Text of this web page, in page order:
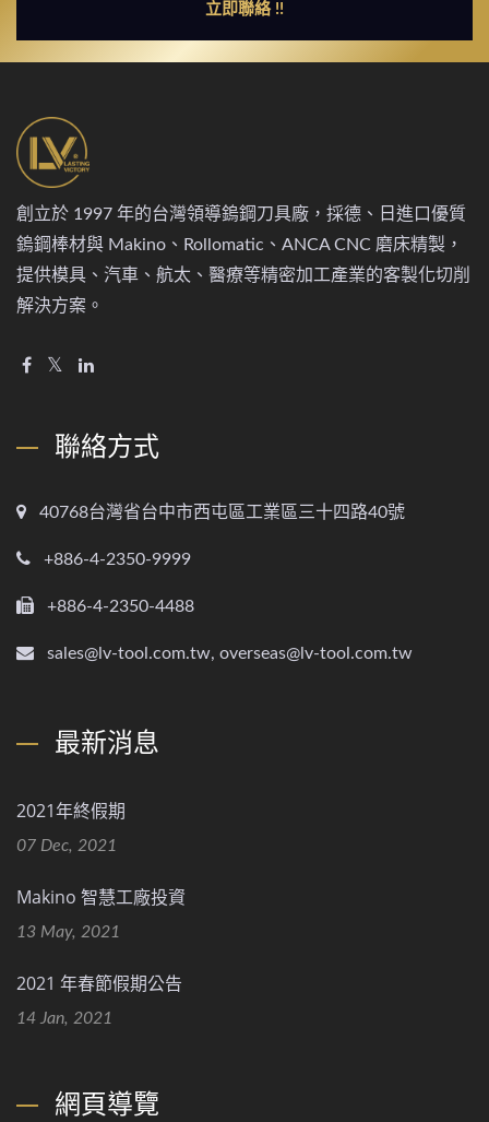
立即聯絡 !!
創立於 1997 年的台灣領導鎢鋼刀具廠，採德、日進口優質
鎢鋼棒材與 Makino、Rollomatic、ANCA CNC 磨床精製，
提供模具、汽車、航太、醫療等精密加工產業的客製化切削
解決方案。
聯絡方式
40768台灣省台中市西屯區工業區三十四路40號
+886-4-2350-9999
+886-4-2350-4488
sales@lv-tool.com.tw, overseas@lv-tool.com.tw
最新消息
2021年終假期
07 Dec, 2021
Makino 智慧工廠投資
13 May, 2021
2021 年春節假期公告
14 Jan, 2021
網頁導覽